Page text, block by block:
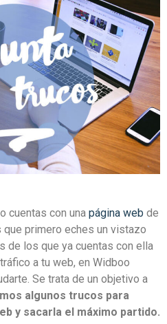
cuentas con una página web de
primero eches un vistazo
de los que ya cuentas con ella
a tu web, en Widboo
Se trata de un objetivo a
algunos trucos para
y sacarla el máximo partido.